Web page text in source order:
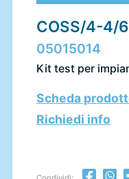
COSS/4-4/
05015014
Kit test per
Scheda
Richiedi info